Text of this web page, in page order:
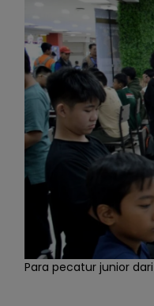
Para pecatur junior